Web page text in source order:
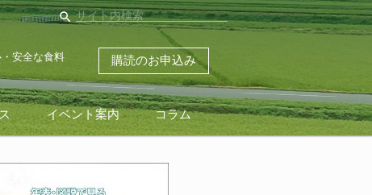
search
安全な食料
購読のお申込み
イベント案内 コラム